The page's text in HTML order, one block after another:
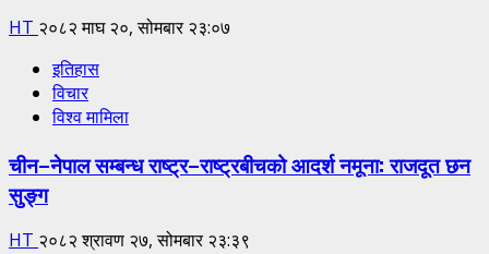
HT २०८२ माघ २०, सोमबार २३:०७
इतिहास
विचार
विश्व मामिला
चीन–नेपाल सम्बन्ध राष्ट्र–राष्ट्रबीचको आदर्श नमूना: राजदूत छन
सुङ्ग
HT २०८२ श्रावण २७, सोमबार २३:३९